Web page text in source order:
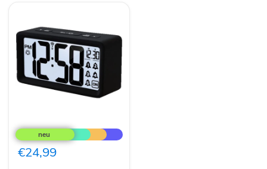
WT
496
Funkwecker
€24,99